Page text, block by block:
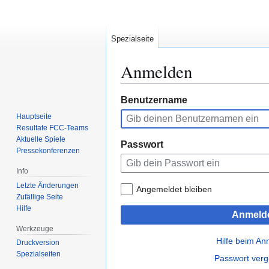
Anmelden
Zur
Navigation
springen
Zur
Suche
springen
Benutzername
Passwort
Angemeldet bleiben
Hilfe beim
Passwort
Spezialseite
Hauptseite
Resultate FCC-Teams
Aktuelle Spiele
Pressekonferenzen
Info
Letzte Änderungen
Zufällige Seite
Hilfe
Werkzeuge
Druckversion
Spezialseiten